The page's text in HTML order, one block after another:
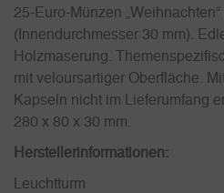
25-Euro-Münzen
(Innendurchmesser 30 mm).
Holzmaserung.
mit veloursartiger Oberfläche.
Kapseln nicht im Lieferumfang
280 x 80 x 30 mm.
Herstellerinformationen:
Leuchtturm